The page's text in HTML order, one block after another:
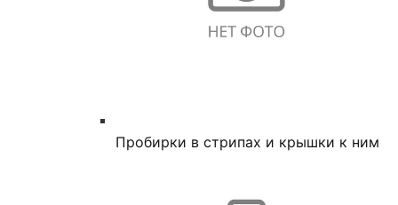
Пробирки в стрипах и крышки к ним